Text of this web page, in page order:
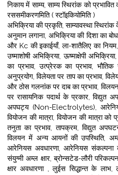
निकाय में साम्य, साम्य स्थिरांक को
रससमीकरणमिति ( स्टॉइकियोमिति )
अभिक्रिया की प्रकृति, साम्यावस्था
अनुमान लगाना, अभिक्रिया की दिशा का
और Kc की इकाईयाँ, ला-शातैलिए का
उष्माशोषी अभिक्रिया, ऊष्माक्षेपी
का प्रभाव, उत्प्रेरक का प्रभाव,
अनुप्रयोग,विलेयता पर ताप का प्रभाव,
और ठोस गलनांक पर दाब का प्रभाव,
पर रासायनिक पदार्थ के प्रकार,
अपघट्य (Non-Electrolytes),
वियोजन की मात्रा, वियोजन की मात्रा
तनुता का प्रभाव, तापक्रम, विद्युत
विलयन में अन्य आयनों की उपस्थिति,
आरेनियस अवधारणा, आरेनियस संकल्पना
संयुग्मी अम्ल क्षार, ब्रोन्सटेड-लौरी
क्षार अवधारणा ,लुईस सिद्धान्त के लाभ,